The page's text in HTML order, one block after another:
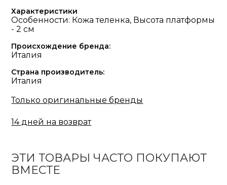
Характеристики
Особенности: Кожа теленка, Высота платформы
- 2 см
Происхождение бренда:
Италия
Страна производитель:
Италия
Только оригинальные бренды
14 дней на возврат
ЭТИ ТОВАРЫ ЧАСТО ПОКУПАЮТ
ВМЕСТЕ